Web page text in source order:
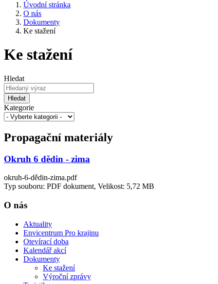
Úvodní stránka
O nás
Dokumenty
Ke stažení
Ke stažení
Hledat
Hledat
Kategorie
Propagační materiály
Okruh 6 dědin - zima
okruh-6-dědin-zima.pdf
Typ souboru: PDF dokument, Velikost: 5,72 MB
O nás
Aktuality
Envicentrum Pro krajinu
Otevírací doba
Kalendář akcí
Dokumenty
Ke stažení
Výroční zprávy